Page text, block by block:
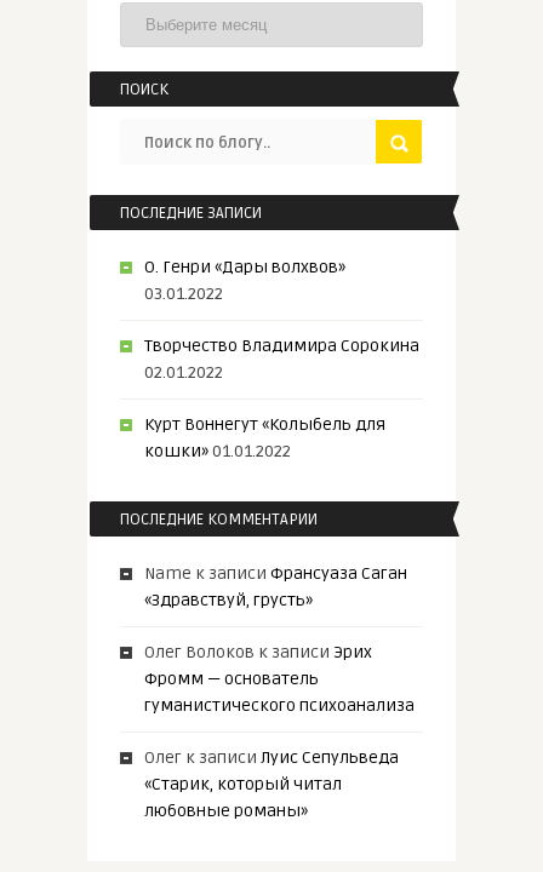
ПОИСК
ПОСЛЕДНИЕ ЗАПИСИ
О. Генри «Дары волхвов»
03.01.2022
Творчество Владимира Сорокина
02.01.2022
Курт Воннегут «Колыбель для
кошки» 01.01.2022
ПОСЛЕДНИЕ КОММЕНТАРИИ
Name к записи Франсуаза Саган
«Здравствуй, грусть»
Олег Волоков к записи Эрих
Фромм — основатель
гуманистического психоанализа
Олегк записи Луис Сепульведа
«Старик, который читал
любовные романы»